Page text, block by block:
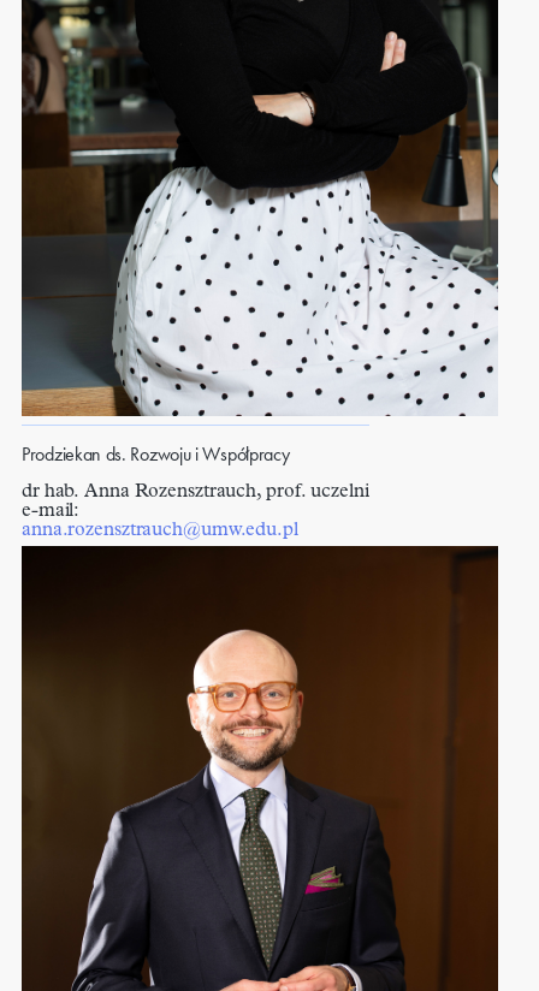
Prodziekan ds. Rozwoju i Współpracy
dr hab. Anna Rozensztrauch, prof. uczelni
e-mail:
anna.rozensztrauch@umw.edu.pl